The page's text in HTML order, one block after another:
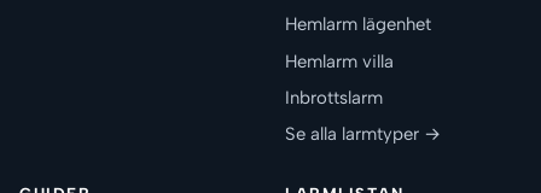
Hemlarm lägenhet
Hemlarm villa
Inbrottslarm
Se alla larmtyper →